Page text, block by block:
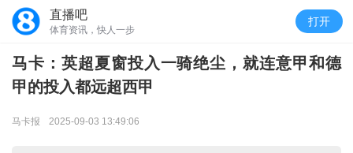
直播吧
体育资讯，快人一步
打开
马卡：英超夏窗投入一骑绝尘，就连意甲和德
甲的投入都远超西甲
马卡报 2025-09-03 13:49:06